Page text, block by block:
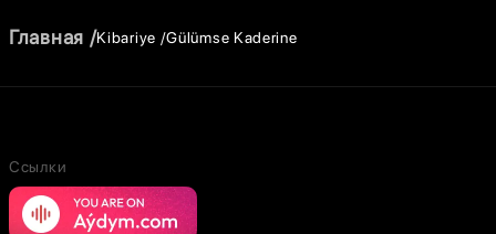
Главная Kibariye Gülümse Kaderine
Ссылки